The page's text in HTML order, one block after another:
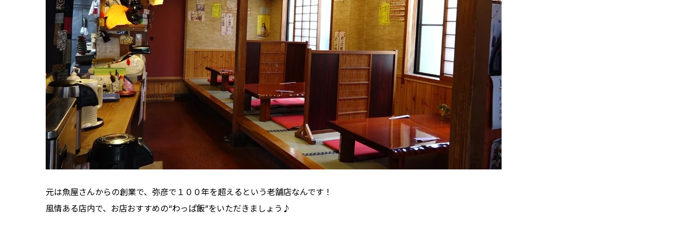
元は魚屋さんからの創業で、弥彦で１００年を超えるという老舗店なんです！
風情ある店内で、お店おすすめの“わっぱ飯”をいただきましょう♪